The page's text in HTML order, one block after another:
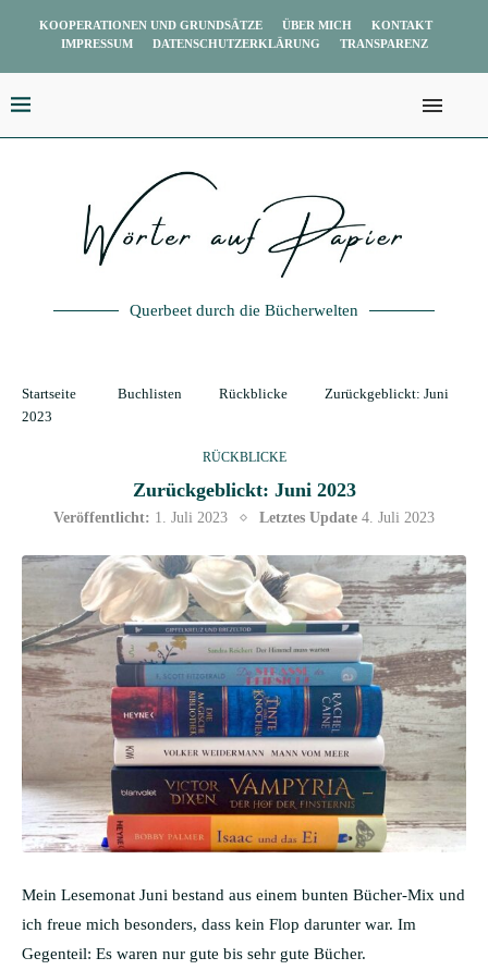
KOOPERATIONEN UND GRUNDSÄTZE ÜBER MICH
KONTAKT
IMPRESSUM
DATENSCHUTZERKLÄRUNG TRANSPARENZ
Querbeet durch die Bücherwelten
Startseite Buchlisten Rückblicke
Zurückgeblickt: Juni
2023
RÜCKBLICKE
Zurückgeblickt: Juni 2023
Veröffentlicht: 1. Juli 2023 Letztes Update 4. Juli 2023
Mein Lesemonat Juni bestand aus einem bunten Bücher-Mix und
ich freue mich besonders, dass kein Flop darunter war. Im
Gegenteil: Es waren nur gute bis sehr gute Bücher.